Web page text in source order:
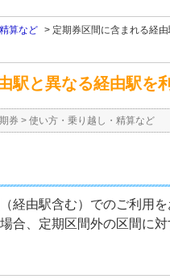
算など > 定期券区間に含まれる経
駅と異なる経由駅を
券 > 使い方・乗り越し・精算など
経由駅含む）でのご利用を
合、定期区間外の区間に